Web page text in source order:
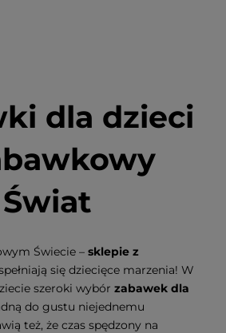
dla dzieci
Świat
Świecie – sklepie z
się dziecięce marzenia! W
szeroki wybór zabawek dla
do gustu niejednemu
też, że czas spędzony na